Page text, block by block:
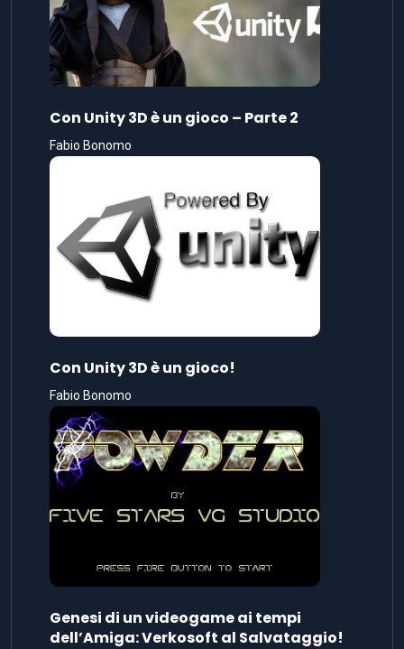
Con Unity 3D è un gioco – Parte 2
Fabio Bonomo
Con Unity 3D è un gioco!
Fabio Bonomo
Genesi di un videogame ai tempi
dell’Amiga: Verkosoft al Salvataggio!